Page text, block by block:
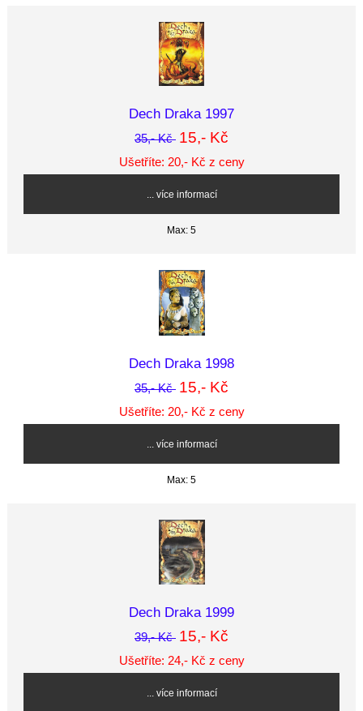
Dech Draka 1997
35,- Kč 15,- Kč
Ušetříte: 20,- Kč z ceny
... více informací
Max: 5
Dech Draka 1998
35,- Kč 15,- Kč
Ušetříte: 20,- Kč z ceny
... více informací
Max: 5
Dech Draka 1999
39,- Kč 15,- Kč
Ušetříte: 24,- Kč z ceny
... více informací